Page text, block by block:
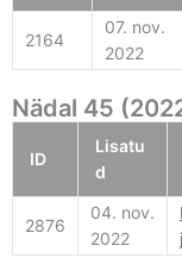
2164
07. nov.
2022
Nädal 45
ID
Lisatu
d
2876
04. nov.
2022